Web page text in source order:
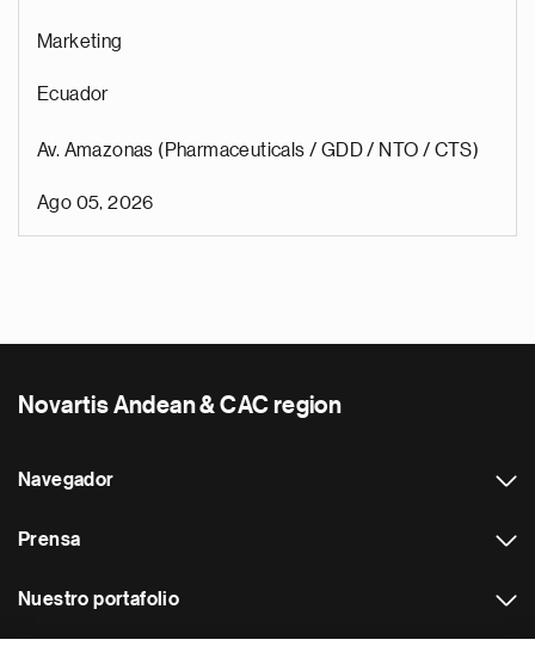
Marketing
Ecuador
Av. Amazonas (Pharmaceuticals / GDD / NTO / CTS)
Ago 05, 2026
Novartis Andean & CAC region
Navegador
Prensa
Nuestro portafolio